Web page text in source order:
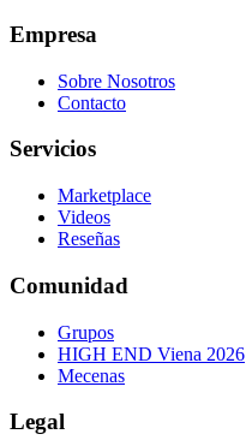
Empresa
Sobre Nosotros
Contacto
Servicios
Marketplace
Videos
Reseñas
Comunidad
Grupos
HIGH END Viena 2026
Mecenas
Legal